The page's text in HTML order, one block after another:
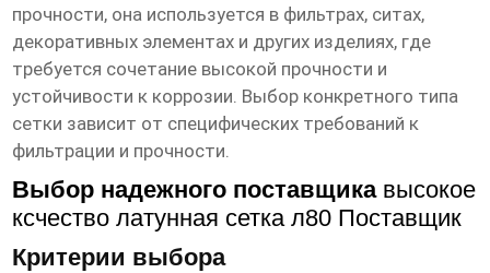
прочности, она используется в фильтрах, ситах,
декоративных элементах и других изделиях, где
требуется сочетание высокой прочности и
устойчивости к коррозии. Выбор конкретного типа
сетки зависит от специфических требований к
фильтрации и прочности.
Выбор надежного поставщика высокое
ксчество латунная сетка л80 Поставщик
Критерии выбора